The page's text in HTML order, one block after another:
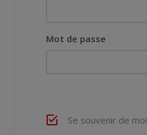
Mot de passe
Se souvenir de moi